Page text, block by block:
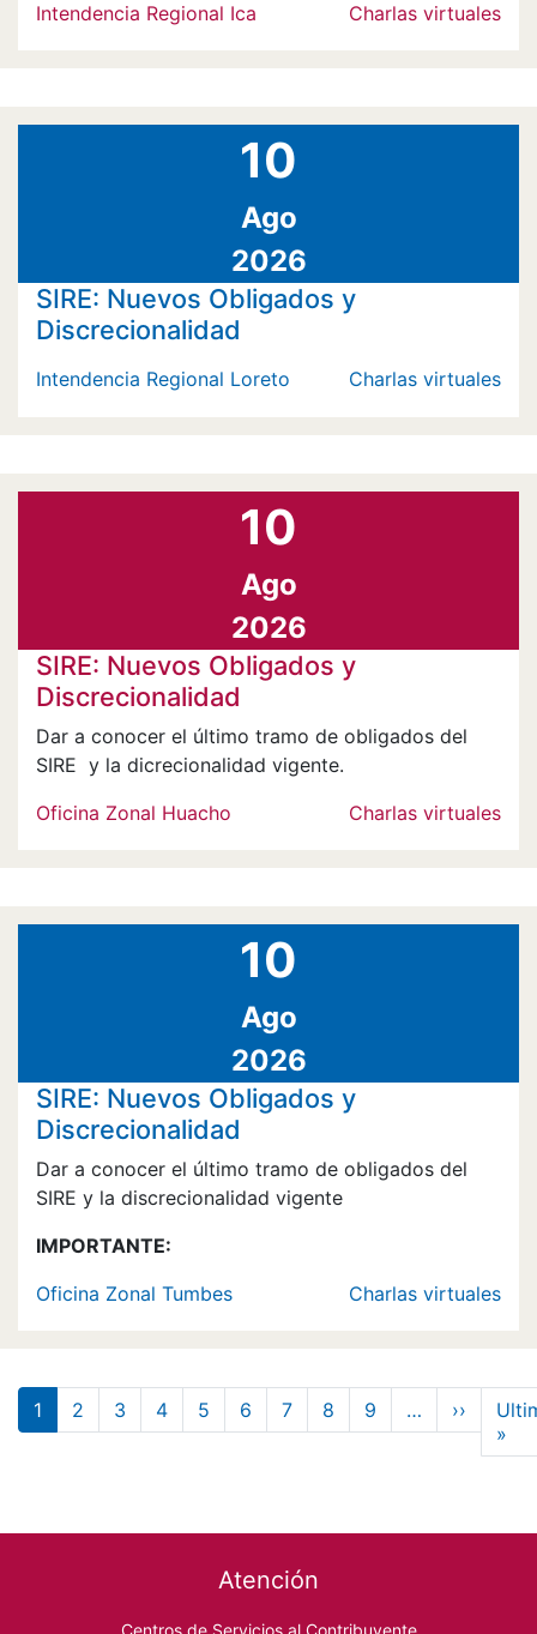
Intendencia Regional Ica
Charlas virtuales
10
Ago
2026
SIRE: Nuevos Obligados y
Discrecionalidad
Intendencia Regional Loreto Charlas virtuales
10
Ago
2026
SIRE: Nuevos Obligados y
Discrecionalidad
Dar a conocer el último tramo de obligados del
SIRE y la dicrecionalidad vigente.
Oficina Zonal Huacho
Charlas virtuales
10
Ago
2026
SIRE: Nuevos Obligados y
Discrecionalidad
Dar a conocer el último tramo de obligados del
SIRE y la discrecionalidad vigente
IMPORTANTE:
Oficina Zonal Tumbes
Charlas virtuales
Paginación
1 2 3 4 5 6 7 8 9 … ››
»
Atención
Centros de Servicios al Contribuyente